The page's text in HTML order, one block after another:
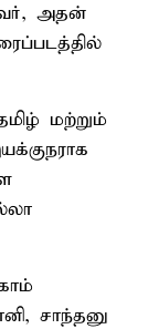
அதன்
மற்றும்
சாந்தனு